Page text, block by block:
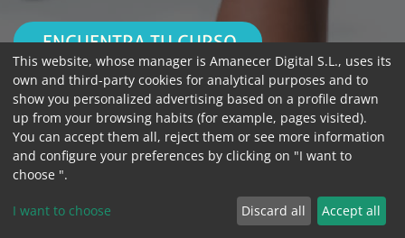
ENCUENTRA TU CURSO
This website, whose manager is Amanecer Digital S.L., uses its
own and third-party cookies for analytical purposes and to
show you personalized advertising based on a profile drawn
up from your browsing habits (for example, pages visited).
You can accept them all, reject them or see more information
and configure your preferences by clicking on "I want to
choose ".
I want to choose Discard all Accept all